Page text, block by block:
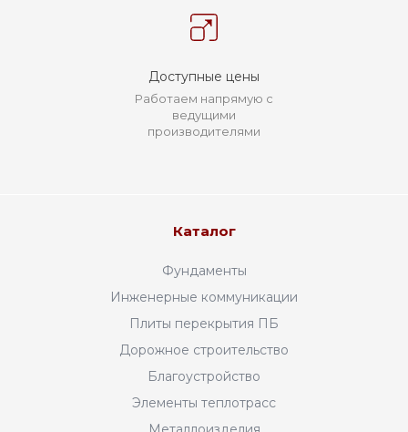
Доступные цены
Работаем напрямую с
ведущими
производителями
Каталог
Фундаменты
Инженерные коммуникации
Плиты перекрытия ПБ
Дорожное строительство
Благоустройство
Элементы теплотрасс